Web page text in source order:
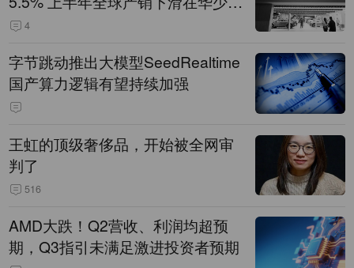
14.3万辆
4
字节跳动推出大模型SeedRealtime
国产算力逻辑有望持续加强
王虹的顶级奢侈品，开始被全网审
判了
516
AMD大跌！Q2营收、利润均超预
期，Q3指引未满足激进投资者预期